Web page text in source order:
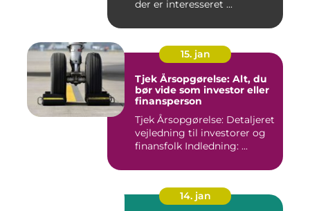
der er interesseret ...
15. jan
Tjek Årsopgørelse: Alt, du
bør vide som investor eller
finansperson
Tjek Årsopgørelse: Detaljeret
vejledning til investorer og
finansfolk Indledning: ...
14. jan